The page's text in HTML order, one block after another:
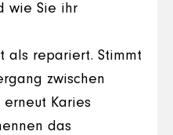
wie Sie ihr
als repariert. Stimmt
zwischen
erneut Karies
das